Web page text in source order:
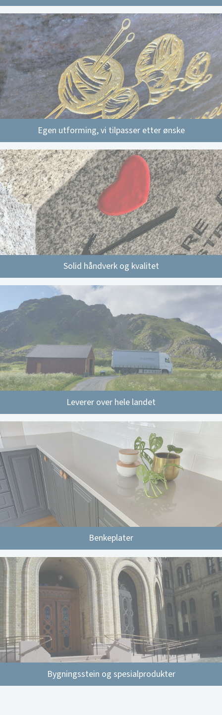
Egen utforming, vi tilpasser etter ønske
Solid håndverk og kvalitet
Leverer over hele landet
Benkeplater
Bygningsstein og spesialprodukter